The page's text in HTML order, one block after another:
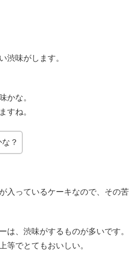
渋味がします。
かな。
すね。
？
入っているケーキなので、その苦
は、渋味がするものが多いです。
等でとてもおいしい。